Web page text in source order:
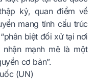
kỷ, quan điểm về
mang tính cấu trúc
biệt đối xử tại nơi
mạnh mẽ là một
cơ bản”.
(UN)